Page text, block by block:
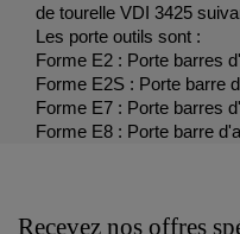
de tourelle VDI 3425
Les porte outils sont :
Forme E2 : Porte barres
Forme E2S : Porte barre
Forme E7 : Porte barres
Forme E8 : Porte barre
Recevez nos offres